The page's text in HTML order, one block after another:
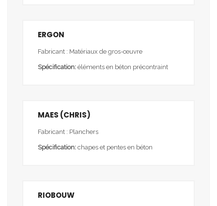
ERGON
Fabricant : Matériaux de gros-œuvre
Spécification: éléments en béton précontraint
MAES (CHRIS)
Fabricant : Planchers
Spécification: chapes et pentes en béton
RIOBOUW